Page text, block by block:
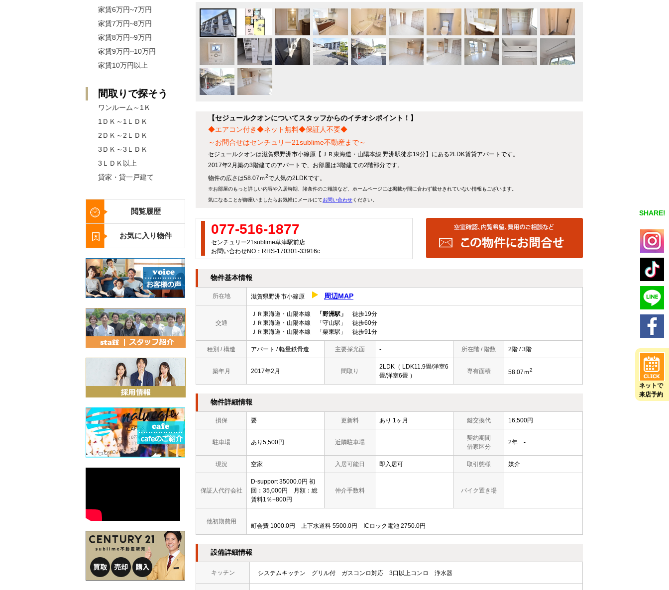
SHARE!
ネットで
来店予約
【セジュールクオンについてスタッフからのイチオシポイント！】
◆エアコン付き◆ネット無料◆保証人不要◆
～お問合せはセンチュリー21sublime不動産まで～
セジュールクオンは滋賀県野洲市小篠原【ＪＲ東海道・山陽本線 野洲駅徒歩19分】にある2LDK賃貸アパートです。
2017年2月築の3階建てのアパートで、お部屋は3階建ての2階部分です。
物件の広さは58.07ｍ2で人気の2LDKです。
※お部屋のもっと詳しい内容や入居時期、諸条件のご相談など、ホームページには掲載が間に合わず載せきれていない情報もございます。
気になることが御座いましたらお気軽にメールにてお問い合わせください。
077-516-1877
センチュリー21sublime草津駅前店
お問い合わせNO：RHS-170301-33916c
物件基本情報
所在地 滋賀県野洲市小篠原 周辺MAP
交通
ＪＲ東海道・山陽本線 「野洲駅」
徒歩19分
ＪＲ東海道・山陽本線 「守山駅」 徒歩60分
ＪＲ東海道・山陽本線 「栗東駅」 徒歩91分
種別 / 構造 アパート / 軽量鉄骨造 主要採光面 - 所在階 / 階数 2階 / 3階
築年月 2017年2月 間取り
2LDK（ LDK11.9畳/洋室6
畳/洋室6畳 ）
専有面積 58.07ｍ2
物件詳細情報
損保 要 更新料 あり 1ヶ月 鍵交換代 16,500円
駐車場 あり5,500円 近隣駐車場
契約期間
借家区分
2年 -
現況 空家 入居可能日 即入居可 取引態様 媒介
保証人代行会社
D-support 35000.0円 初
回：35,000円 月額：総
賃料1％+800円
仲介手数料 バイク置き場
他初期費用
町会費 1000.0円 上下水道料 5500.0円 ICロック電池 2750.0円
設備詳細情報
キッチン システムキッチン グリル付 ガスコンロ対応 3口以上コンロ 浄水器
家賃6万円~7万円
家賃7万円~8万円
家賃8万円~9万円
家賃9万円~10万円
家賃10万円以上
間取りで探そう
ワンルーム～1Ｋ
1ＤＫ～1ＬＤＫ
2ＤＫ～2ＬＤＫ
3ＤＫ～3ＬＤＫ
3ＬＤＫ以上
貸家・貸一戸建て
閲覧履歴
お気に入り物件